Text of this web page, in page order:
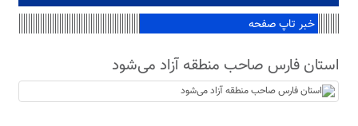
خبر تاپ صفحه
استان فارس صاحب منطقه آزاد می‌شود